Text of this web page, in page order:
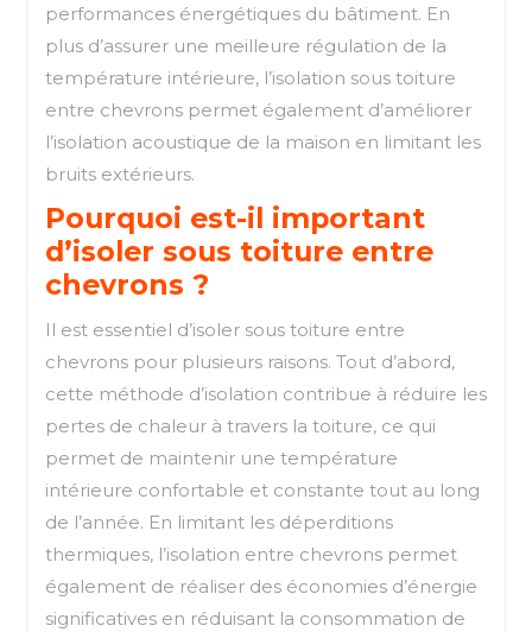
performances énergétiques du bâtiment. En
plus d’assurer une meilleure régulation de la
température intérieure, l’isolation sous toiture
entre chevrons permet également d’améliorer
l’isolation acoustique de la maison en limitant les
bruits extérieurs.
Pourquoi est-il important
d’isoler sous toiture entre
chevrons ?
Il est essentiel d’isoler sous toiture entre
chevrons pour plusieurs raisons. Tout d’abord,
cette méthode d’isolation contribue à réduire les
pertes de chaleur à travers la toiture, ce qui
permet de maintenir une température
intérieure confortable et constante tout au long
de l’année. En limitant les déperditions
thermiques, l’isolation entre chevrons permet
également de réaliser des économies d’énergie
significatives en réduisant la consommation de